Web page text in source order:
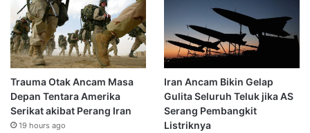
Trauma Otak Ancam Masa
Depan Tentara Amerika
Serikat akibat Perang Iran
19 hours ago
Iran Ancam Bikin Gelap
Gulita Seluruh Teluk jika AS
Serang Pembangkit
Listriknya